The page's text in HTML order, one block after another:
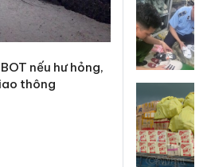
nếu hư hỏng,
thông
Thanh Hóa: Tìm bị
hại trong vụ án buôn
bán bình sữa
Moyuum giả
An Giang: Đối tượng